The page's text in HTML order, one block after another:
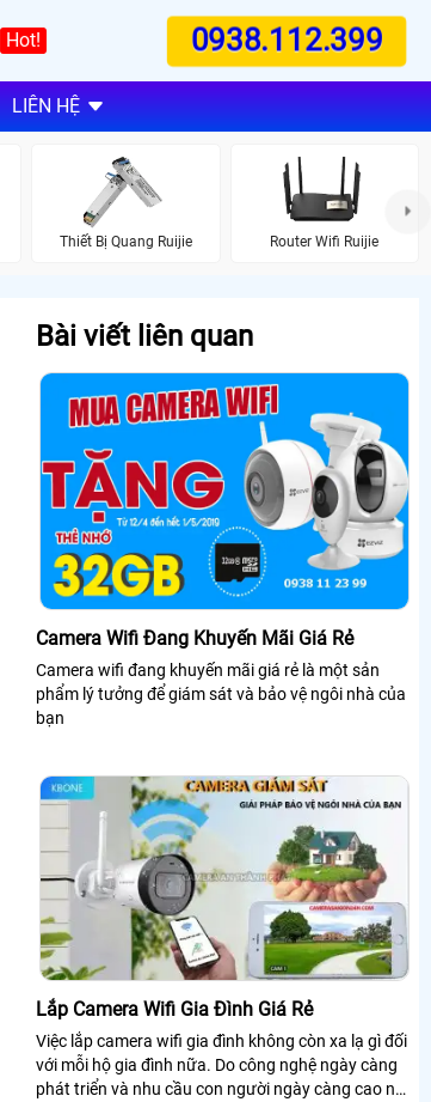
Hot! 0938.112.399
LIÊN HỆ
Thiết Bị Quang Ruijie Router Wifi Ruijie
Bài viết liên quan
Camera Wifi Đang Khuyến Mãi Giá Rẻ
Camera wifi đang khuyến mãi giá rẻ là một sản
phẩm lý tưởng để giám sát và bảo vệ ngôi nhà của
bạn
Lắp Camera Wifi Gia Đình Giá Rẻ
Việc lắp camera wifi gia đình không còn xa lạ gì đối
với mỗi hộ gia đình nữa. Do công nghệ ngày càng
phát triển và nhu cầu con người ngày càng cao nên